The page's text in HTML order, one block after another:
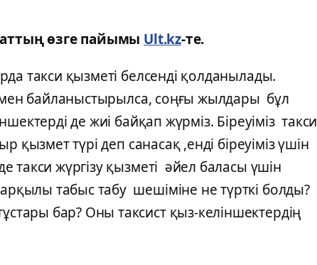
өзге пайымы Ult.kz-те.
такси қызметі белсенді қолданылады.
байланыстырылса, соңғы жылдары бұл
де жиі байқап жүрміз. Біреуіміз такси
қызмет түрі деп санасақ ,енді біреуіміз үшін
такси жүргізу қызметі әйел баласы үшін
табыс табу шешіміне не түрткі болды?
бар? Оны таксист қыз-келіншектердің